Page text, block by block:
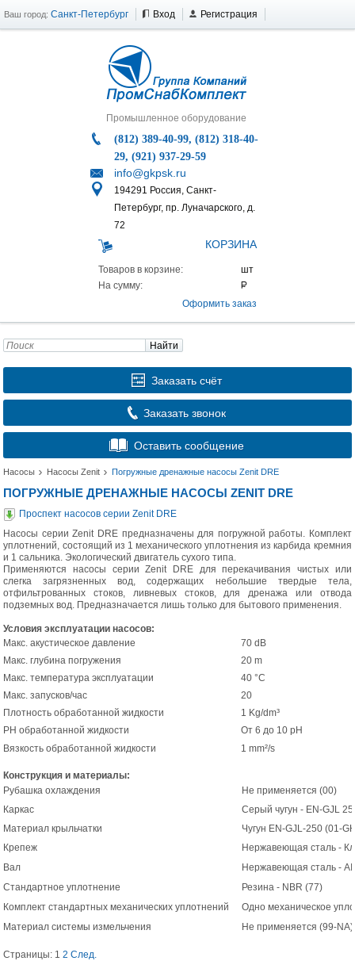
Ваш город: Санкт-Петербург Вход Регистрация
Промышленное оборудование
(812) 389-40-99, (812) 318-40-
29, (921) 937-29-59
info@gkpsk.ru
194291 Россия, Санкт-
Петербург, пр. Луначарского, д.
72
КОРЗИНА
Товаров в корзине:
На сумму:
Оформить заказ
Найти
Заказать счёт
Заказать звонок
Оставить сообщение
Насосы Насосы Zenit Погружные дренажные насосы Zenit DRE
ПОГРУЖНЫЕ ДРЕНАЖНЫЕ НАСОСЫ ZENIT DRE
Проспект насосов серии Zenit DRE
Насосы серии Zenit DRE предназначены для погружной работы. Комплект
уплотнений, состоящий из 1 механического уплотнения из карбида кремния
и 1 сальника. Экологический двигатель сухого типа.
Применяются насосы серии Zenit DRE для перекачивания чистых или
слегка загрязненных вод, содержащих небольшие твердые тела,
отфильтрованных стоков, ливневых стоков, для дренажа или отвода
подземных вод. Предназначается лишь только для бытового применения.
Условия эксплуатации насосов:
Макс. акустическое давление
70 dB
Макс. глубина погружения
20 m
Макс. температура эксплуатации
40 °C
Макс. запусков/час
20
Плотность обработанной жидкости
1 Kg/dm³
РН обработанной жидкости
От 6 до 10 pH
Вязкость обработанной жидкости
1 mm²/s
Конструкция и материалы:
Рубашка охлаждения
Не применяется (00)
Каркас
Серый чугун - EN-GJL
Материал крыльчатки
Чугун EN-GJL-250 (01-
Крепеж
Нержавеющая сталь -
Вал
Нержавеющая сталь -
Стандартное уплотнение
Резина - NBR (77)
Комплект стандартных механических уплотнений
Одно механическое
Материал системы измельчения
Не применяется (99-NA)
Страницы: 1 2 След.